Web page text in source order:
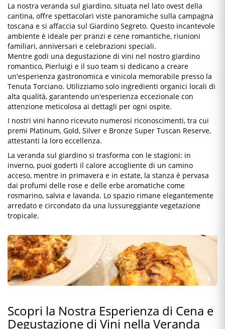
La nostra veranda sul giardino, situata nel lato ovest della
cantina, offre spettacolari viste panoramiche sulla campagna
toscana e si affaccia sul Giardino Segreto. Questo incantevole
ambiente è ideale per pranzi e cene romantiche, riunioni
familiari, anniversari e celebrazioni speciali.
Mentre godi una degustazione di vini nel nostro giardino
romantico, Pierluigi e il suo team si dedicano a creare
un'esperienza gastronomica e vinicola memorabile presso la
Tenuta Torciano. Utilizziamo solo ingredienti organici locali di
alta qualità, garantendo un'esperienza eccezionale con
attenzione meticolosa ai dettagli per ogni ospite.
I nostri vini hanno ricevuto numerosi riconoscimenti, tra cui
premi Platinum, Gold, Silver e Bronze Super Tuscan Reserve,
attestanti la loro eccellenza.
La veranda sul giardino si trasforma con le stagioni: in
inverno, puoi goderti il calore accogliente di un camino
acceso, mentre in primavera e in estate, la stanza è pervasa
dai profumi delle rose e delle erbe aromatiche come
rosmarino, salvia e lavanda. Lo spazio rimane elegantemente
arredato e circondato da una lussureggiante vegetazione
tropicale.
Scopri la Nostra Esperienza di Cena e
Degustazione di Vini nella Veranda